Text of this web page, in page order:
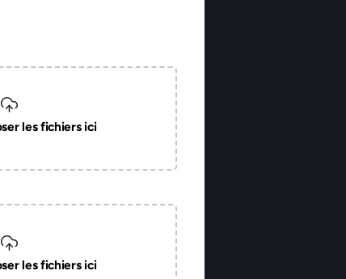
les fichiers ici
les fichiers ici